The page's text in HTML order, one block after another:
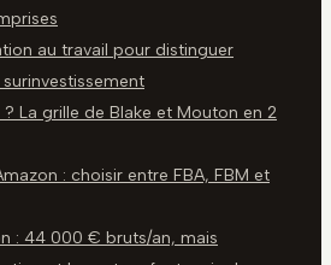
au travail pour distinguer
La grille de Blake et Mouton en 2
: choisir entre FBA, FBM et
: 44 000 € bruts/an, mais